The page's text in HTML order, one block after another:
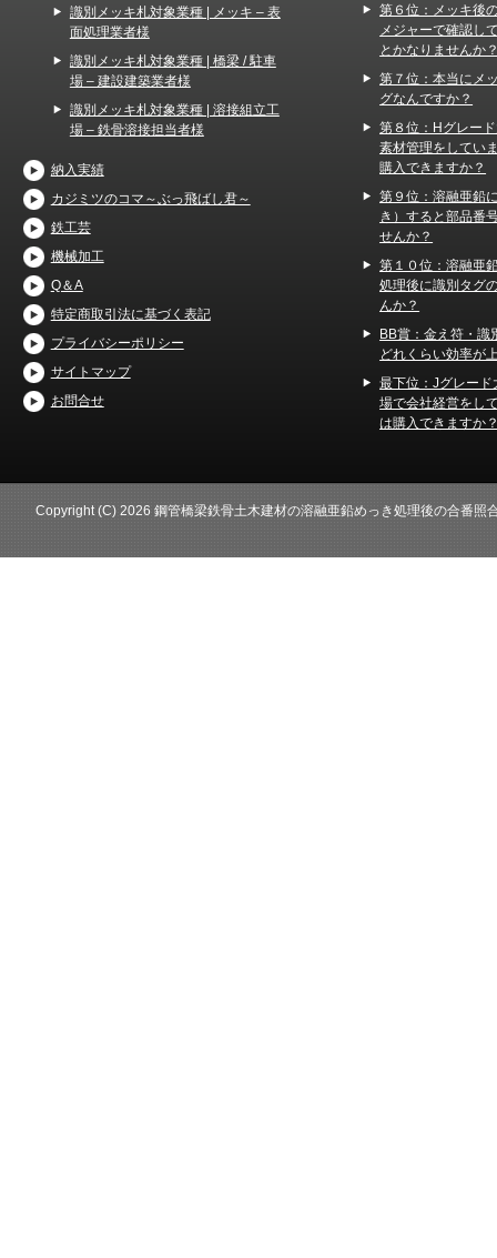
識別メッキ札対象業種 | メッキ – 表
面処理業者様
識別メッキ札対象業種 | 橋梁 / 駐車
場 – 建設建築業者様
識別メッキ札対象業種 | 溶接組立工
場 – 鉄骨溶接担当者様
納入実績
カジミツのコマ～ぶっ飛ばし君～
鉄工芸
機械加工
Q＆A
特定商取引法に基づく表記
プライバシーポリシー
サイトマップ
お問合せ
第６位：メッキ後
メジャーで確認し
とかなりませんか
第７位：本当にメ
グなんですか？
第８位：Hグレー
素材管理をしてい
購入できますか？
第９位：溶融亜鉛
き）すると部品番
せんか？
第１０位：溶融亜
処理後に識別タグ
んか？
BB賞：金え符・識
どれくらい効率が
最下位：Jグレード
場で会社経営をし
は購入できますか
Copyright (C) 2026 鋼管橋梁鉄骨土木建材の溶融亜鉛めっき処理後の合番